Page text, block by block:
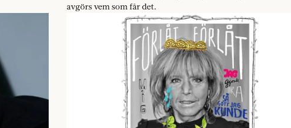
avgörs vem som får det.